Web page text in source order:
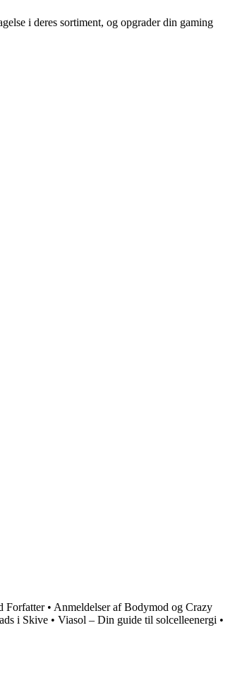
i deres sortiment, og opgrader din gaming
Forfatter• Anmeldelser af Bodymod og Crazy
i Skive • Viasol – Din guide til solcelleenergi •